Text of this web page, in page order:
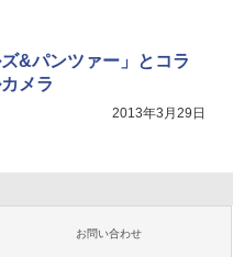
&パンツァー」とコラ
メラ
2013年3月29日
お問い合わせ